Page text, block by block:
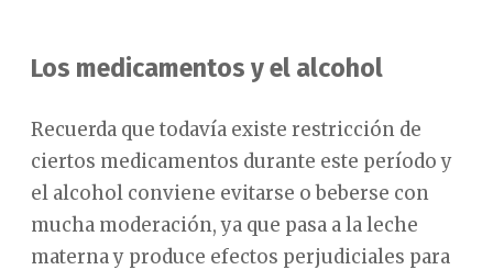
Los medicamentos y el alcohol
Recuerda que todavía existe restricción de
ciertos medicamentos durante este período y
el alcohol conviene evitarse o beberse con
mucha moderación, ya que pasa a la leche
materna y produce efectos perjudiciales para